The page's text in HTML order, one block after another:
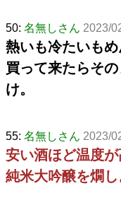
50: 名無しさん 2023/
熱いも冷たいもめ
買って来たらそ
け。
55: 名無しさん 2023/
安い酒ほど温度
純米大吟醸を燗